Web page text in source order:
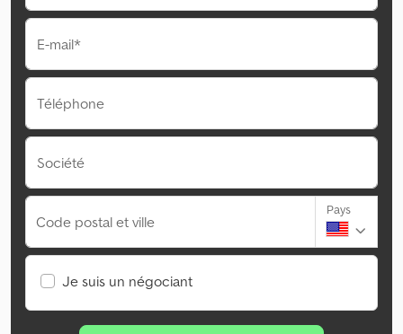
E-mail*
Téléphone
Société
Code postal et ville
Pays
Je suis un négociant